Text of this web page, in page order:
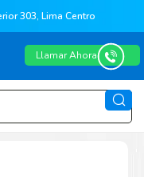
303, Lima Centro
Llamar Ahora